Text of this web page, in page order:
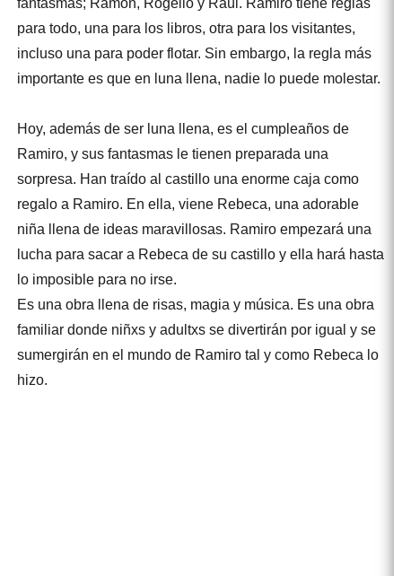
fantasmas; Ramón, Rogelio y Raúl. Ramiro tiene reglas
para todo, una para los libros, otra para los visitantes,
incluso una para poder flotar. Sin embargo, la regla más
importante es que en luna llena, nadie lo puede molestar.
Hoy, además de ser luna llena, es el cumpleaños de
Ramiro, y sus fantasmas le tienen preparada una
sorpresa. Han traído al castillo una enorme caja como
regalo a Ramiro. En ella, viene Rebeca, una adorable
niña llena de ideas maravillosas. Ramiro empezará una
lucha para sacar a Rebeca de su castillo y ella hará hasta
lo imposible para no irse.
Es una obra llena de risas, magia y música. Es una obra
familiar donde niñxs y adultxs se divertirán por igual y se
sumergirán en el mundo de Ramiro tal y como Rebeca lo
hizo.